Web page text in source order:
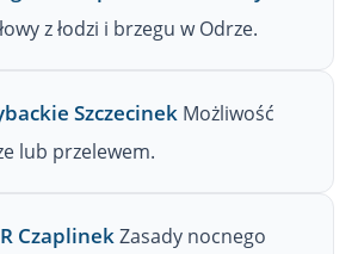
z łodzi i brzegu w Odrze.
Szczecinek Możliwość
lub przelewem.
Czaplinek Zasady nocnego